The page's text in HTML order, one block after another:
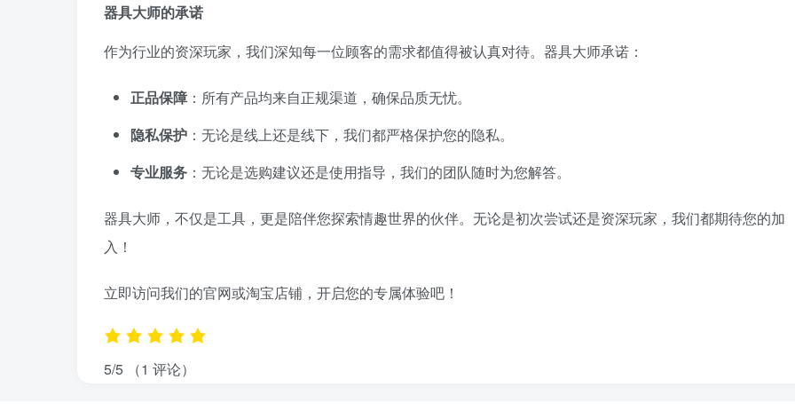
器具大师的承诺
作为行业的资深玩家，我们深知每一位顾客的需求都值得被认真对待。器具大师承诺：
正品保障 ：所有产品均来自正规渠道，确保品质无忧。
隐私保护 ：无论是线上还是线下，我们都严格保护您的隐私。
专业服务 ：无论是选购建议还是使用指导，我们的团队随时为您解答。
器具大师，不仅是工具，更是陪伴您探索情趣世界的伙伴。无论是初次尝试还是资深玩家，我们都期待您的加
入！
立即访问我们的官网或淘宝店铺，开启您的专属体验吧！
5/5 （1 评论）